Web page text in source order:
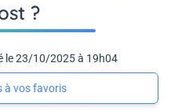
?
le 23/10/2025 à 19h04
à vos favoris